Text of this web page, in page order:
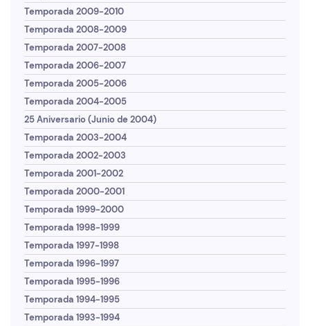
Temporada 2009-2010
Temporada 2008-2009
Temporada 2007-2008
Temporada 2006-2007
Temporada 2005-2006
Temporada 2004-2005
25 Aniversario (Junio de 2004)
Temporada 2003-2004
Temporada 2002-2003
Temporada 2001-2002
Temporada 2000-2001
Temporada 1999-2000
Temporada 1998-1999
Temporada 1997-1998
Temporada 1996-1997
Temporada 1995-1996
Temporada 1994-1995
Temporada 1993-1994